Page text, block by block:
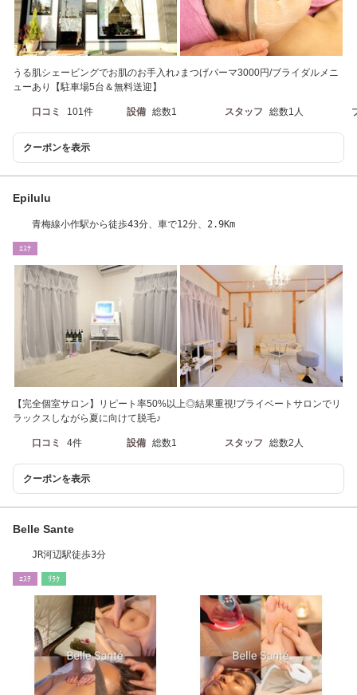
うる肌シェービングでお肌のお手入れ♪まつげパーマ3000円/ブライダルメニ
ューあり【駐車場5台＆無料送迎】
口コミ 101件 設備 総数1 スタッフ 総数1人
クーポンを表示
Epilulu
青梅線小作駅から徒歩43分、車で12分、2.9Km
ｴｽﾃ
【完全個室サロン】リピート率50%以上◎結果重視!プライベートサロンでリ
ラックスしながら夏に向けて脱毛♪
口コミ 4件 設備 総数1 スタッフ 総数2人
クーポンを表示
Belle Sante
JR河辺駅徒歩3分
ｴｽﾃ ﾘﾗｸ